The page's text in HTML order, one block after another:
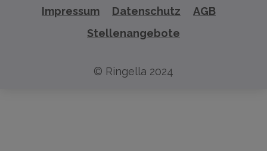
Impressum Datenschutz
AGB
Stellenangebote
© Ringella 2024